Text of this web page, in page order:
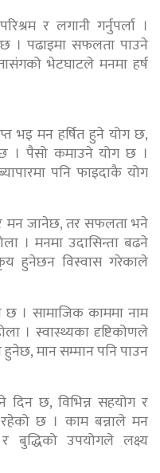
र लगानी गर्नुपर्ला ।
। पढाइमा सफलता पाउने
भेटघाटले मनमा हर्ष
भइ मन हर्षित हुने योग छ,
। पैसो कमाउने योग छ ।
पनि फाइदाकै योग
मन जानेछ, तर सफलता भने
। मनमा उदासिन्ता बढने
हुनेछन विस्वास गरेकाले
छ । सामाजिक काममा नाम
। स्वास्थ्यका दृष्टिकोणले
मान सम्मान पनि पाउन
दिन छ, विभिन्न सहयोग र
रहेको छ । काम बन्नाले मन
उपयोगले लक्ष्य